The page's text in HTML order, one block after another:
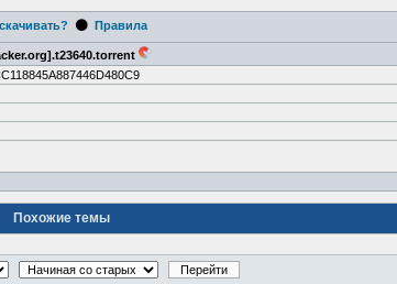
⚫ Правила
Похожие темы